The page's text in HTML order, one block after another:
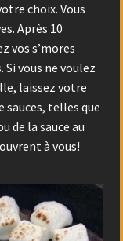
choix. Vous
Après 10
vos s’mores
vous ne voulez
laissez votre
sauces, telles que
de la sauce au
à vous!